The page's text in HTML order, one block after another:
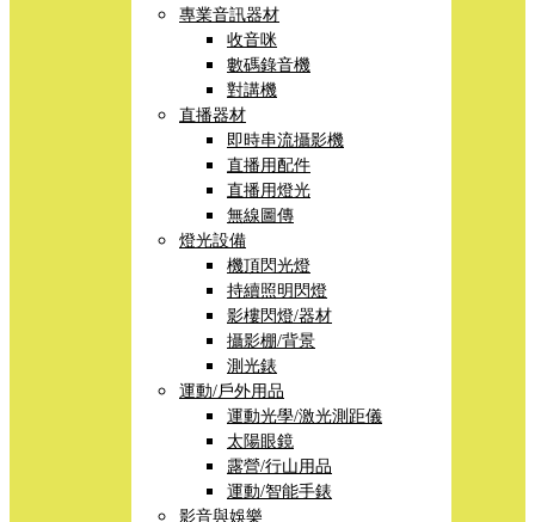
專業音訊器材
收音咪
數碼錄音機
對講機
直播器材
即時串流攝影機
直播用配件
直播用燈光
無線圖傳
燈光設備
機頂閃光燈
持續照明閃燈
影樓閃燈/器材
攝影棚/背景
測光錶
運動/戶外用品
運動光學/激光測距儀
太陽眼鏡
露營/行山用品
運動/智能手錶
影音與娛樂